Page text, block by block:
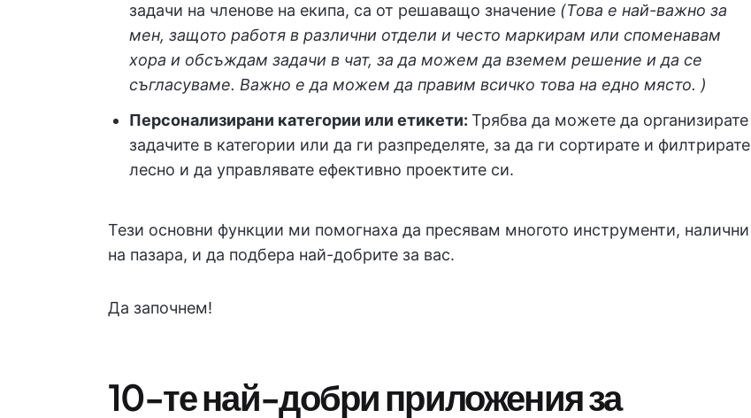
задачи на членове на екипа, са от решаващо значение (Това е най-важно за
мен, защото работя в различни отдели и често маркирам или споменавам
хора и обсъждам задачи в чат, за да можем да вземем решение и да се
съгласуваме. Важно е да можем да правим всичко това на едно място. )
Персонализирани категории или етикети: Трябва да можете да организирате
задачите в категории или да ги разпределяте, за да ги сортирате и филтрирате
лесно и да управлявате ефективно проектите си.
Тези основни функции ми помогнаха да пресявам многото инструменти, налични
на пазара, и да подбера най-добрите за вас.
Да започнем!
10-те най-добри приложения за